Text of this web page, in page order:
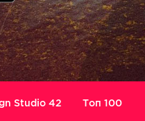
Studio 42 Топ 100